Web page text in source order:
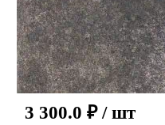
3 300.0 ₽ / шт